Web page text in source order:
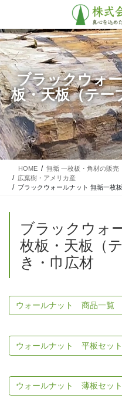
テ
ン
ツ
に
移
動
ゲ
ー
シ
ョ
ン
に
移
動
ブラックウォ
板・天板（テー
HOME 無垢 一枚板・角材の販売
広葉樹・アメリカ産
ブラックウォールナット 無垢一枚
ブラックウォ
枚板・天板（
き・巾広材
ウォールナット 商品一覧
ウォールナット 平板セット
ウォールナット 薄板セット